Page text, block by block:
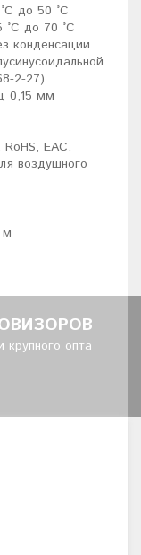
до 50 °C
до 70 °C
конденсации
2-27)
0,15 мм
EAC,
воздушного
м
опта